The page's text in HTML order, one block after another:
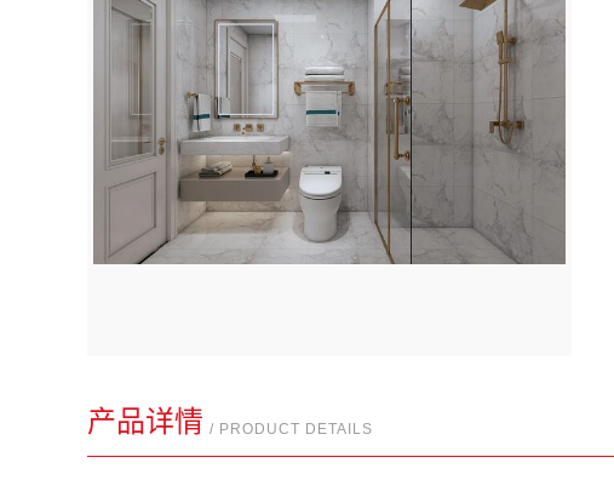
产品详情 / PRODUCT DETAILS